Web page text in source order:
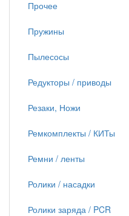
Прочее
Пружины
Пылесосы
Редукторы / приводы
Резаки, Ножи
Ремкомплекты / КИТы
Ремни / ленты
Ролики / насадки
Ролики заряда / PCR